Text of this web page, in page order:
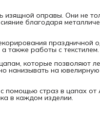
изящной оправы. Они не
благодаря
праздничной
также работы с текстилем.
которые позволяют
нанизывать на
помощью страз в цапах от
в каждом изделии.